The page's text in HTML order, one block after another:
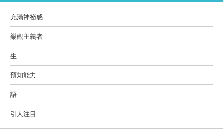
充滿神祕感
樂觀主義者
生
預知能力
語
引人注目